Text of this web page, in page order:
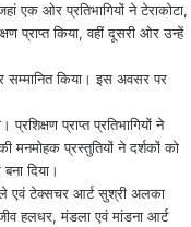
ओर प्रतिभागियों ने टेराकोटा,
प्राप्त किया, वहीं दूसरी ओर उन्हें
सम्मानित किया। इस अवसर पर
प्राप्त प्रतिभागियों ने
मनमोहक प्रस्तुतियों ने दर्शकों को
दिया।
एवं टेक्सचर आर्ट सुश्री अलका
हलधर, मंडला एवं मांडना आर्ट